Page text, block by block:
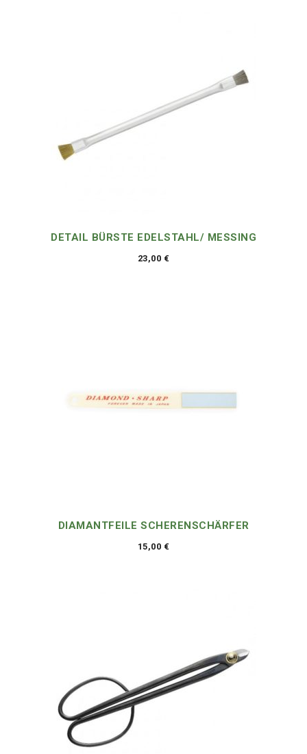
DETAIL BÜRSTE EDELSTAHL/ MESSING
23,00 €
DIAMANTFEILE SCHERENSCHÄRFER
15,00 €